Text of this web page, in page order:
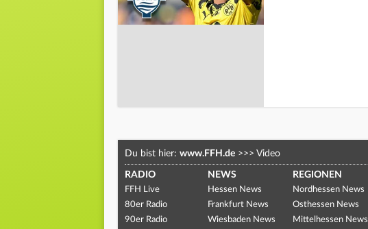
Du bist hier: www.FFH.de >>> Video
RADIO
FFH Live
80er Radio
90er Radio
NEWS
Hessen News
Frankfurt News
Wiesbaden News
REGIONEN
Nordhessen News
Osthessen News
Mittelhessen News